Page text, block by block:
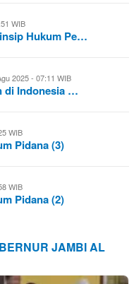
WIB
Hukum Pe…
2025 - 07:11 WIB
di Indonesia …
WIB
Pidana (3)
WIB
Pidana (2)
JAMBI AL